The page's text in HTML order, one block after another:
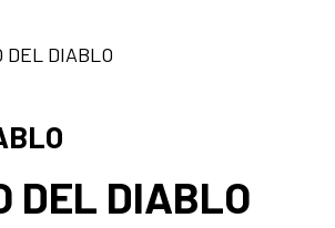
DIABLO
DEL DIABLO